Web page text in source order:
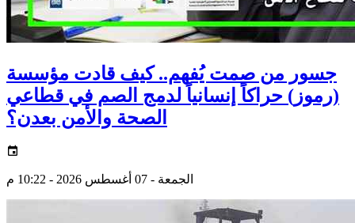
جسور من صمت يُفهم.. كيف قادت مؤسسة
(رموز) حراكاً إنسانياً لدمج الصم في قطاعي
الصحة والأمن بعدن؟
الجمعة - 07 أغسطس 2026 - 10:22 م